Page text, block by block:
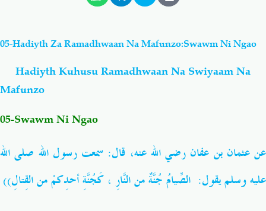
Aqiydah
Shirki & Kufru
Salaf Wa Ummah
Fiqh-Ibaadah Duaa-Adhkaar
Fataawa Za Ulamaa
05-Hadiyth Za Ramadhwaan Na Mafunzo:Swawm Ni Ngao
Hadiyth Kuhusu Ramadhwaan Na Swiyaam Na
Mafunzo
05-Swawm Ni Ngao
عنعثمان بن عفان رضي الله عنه، قال: سمعت رسول الله صلى الله
عليه وسلم يقول: الصِّيامُ جُنَّةٌ من النَّارِ ، كَجُنَّةِ أحدِكمْ من القِتالِ))